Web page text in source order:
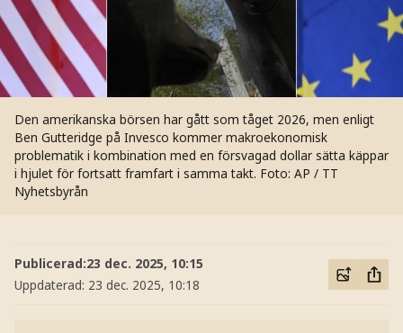
Den amerikanska börsen har gått som tåget 2026, men enligt
Ben Gutteridge på Invesco kommer makroekonomisk
problematik i kombination med en försvagad dollar sätta käppar
i hjulet för fortsatt framfart i samma takt. Foto: AP / TT
Nyhetsbyrån
Publicerad:23 dec. 2025, 10:15
Uppdaterad: 23 dec. 2025, 10:18